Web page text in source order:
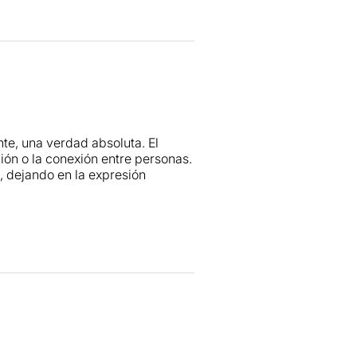
extraordinari.
giratòria, dissenyada
i modificant a mesura que
la vida.
espectadors veiem a uns
de gran càrrega poètica.
una verdad absoluta. El
o la conexión entre personas.
dejando en la expresión
ni una palabra los
dos hasta que siendo tres se
la cual es mostrada en el
personaje
y dolorosos.